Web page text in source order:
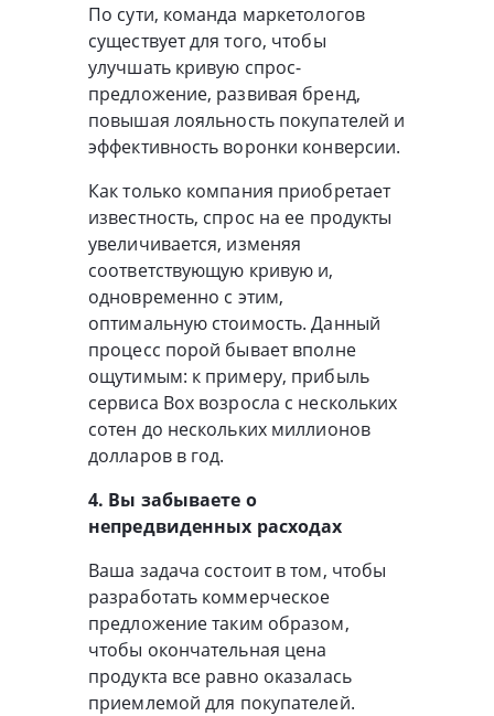
По сути, команда маркетологов
существует для того, чтобы
улучшать кривую спрос-
предложение, развивая бренд,
повышая лояльность покупателей и
эффективность воронки конверсии.
Как только компания приобретает
известность, спрос на ее продукты
увеличивается, изменяя
соответствующую кривую и,
одновременно с этим,
оптимальную стоимость. Данный
процесс порой бывает вполне
ощутимым: к примеру, прибыль
сервиса Box возросла с нескольких
сотен до нескольких миллионов
долларов в год.
4. Вы забываете о
непредвиденных расходах
Ваша задача состоит в том, чтобы
разработать коммерческое
предложение таким образом,
чтобы окончательная цена
продукта все равно оказалась
приемлемой для покупателей.